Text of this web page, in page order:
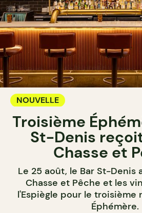
NOUVELLE
Troisième
St-Denis
Chasse et
Le 25 août, le Bar St-Denis
Chasse et Pêche et les
l'Espiègle pour le troisième
Éphémère.